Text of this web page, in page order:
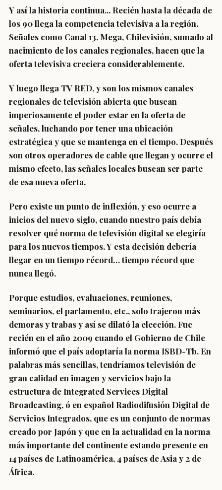
Y así la historia continua... Recién hasta la década de
los 90 llega la competencia televisiva a la región.
Señales como Canal 13, Mega, Chilevisión, sumado al
nacimiento de los canales regionales, hacen que la
oferta televisiva creciera considerablemente.
Y luego llega TV RED, y son los mismos canales
regionales de televisión abierta que buscan
imperiosamente el poder estar en la oferta de
señales, luchando por tener una ubicación
estratégica y que se mantenga en el tiempo. Después
son otros operadores de cable que llegan y ocurre el
mismo efecto, las señales locales buscan ser parte
de esa nueva oferta.
Pero existe un punto de inflexión, y eso ocurre a
inicios del nuevo siglo, cuando nuestro país debía
resolver qué norma de televisión digital se elegiría
para los nuevos tiempos. Y esta decisión debería
llegar en un tiempo récord… tiempo récord que
nunca llegó.
Porque estudios, evaluaciones, reuniones,
seminarios, el parlamento, etc., solo trajeron más
demoras y trabas y así se dilató la elección. Fue
recién en el año 2009 cuando el Gobierno de Chile
informó que el país adoptaría la norma ISBD-Tb. En
palabras más sencillas, tendríamos televisión de
gran calidad en imagen y servicios bajo la
estructura de Integrated Services Digital
Broadcasting, ó en español Radiodifusión Digital de
Servicios Integrados, que es un conjunto de normas
creado por Japón y que en la actualidad en la norma
más importante del continente estando presente en
14 países de Latinoamérica, 4 países de Asia y 2 de
África.